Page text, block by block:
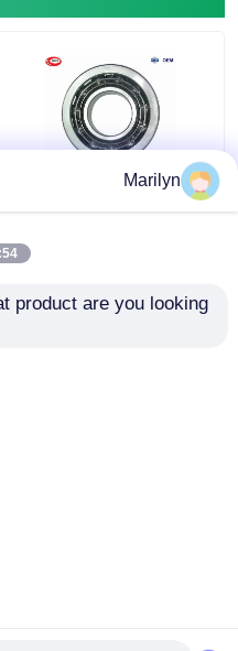
افضل سعر
Marilyn
AM
product are you looking